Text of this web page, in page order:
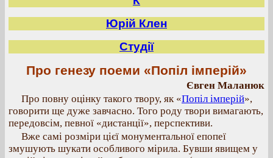
Юрій Клен
Студії
Про генезу поеми «Попіл імперій»
Євген Маланюк
Про повну оцінку такого твору, як «Попіл імперій»,
говорити ще дуже завчасно. Того роду твори вимагають,
передовсім, певної «дистанції», перспективи.
Вже самі розміри цієї монументальної епопеї
змушують шукати особливого мірила. Бувши явищем у